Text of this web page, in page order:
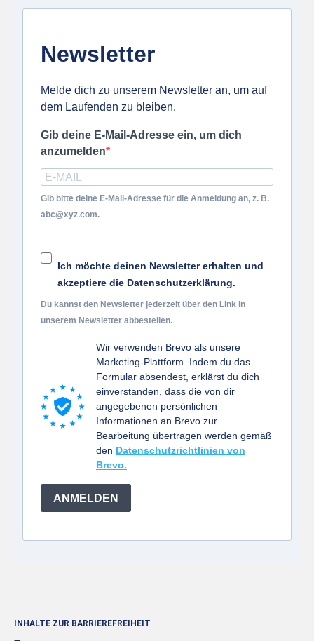
Newsletter
Melde dich zu unserem Newsletter an, um auf
dem Laufenden zu bleiben.
Gib deine E-Mail-Adresse ein, um dich
anzumelden
Gib bitte deine E-Mail-Adresse für die Anmeldung an, z. B.
abc@xyz.com.
Ich möchte deinen Newsletter erhalten und
akzeptiere die Datenschutzerklärung.
Du kannst den Newsletter jederzeit über den Link in
unserem Newsletter abbestellen.
Wir verwenden Brevo als unsere
Marketing-Plattform. Indem du das
Formular absendest, erklärst du dich
einverstanden, dass die von dir
angegebenen persönlichen
Informationen an Brevo zur
Bearbeitung übertragen werden gemäß
den Datenschutzrichtlinien von
Brevo.
ANMELDEN
INHALTE ZUR BARRIEREFREIHEIT